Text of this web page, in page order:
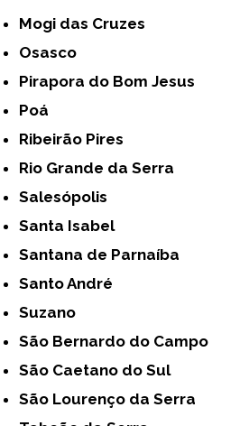
Mogi das Cruzes
Osasco
Pirapora do Bom Jesus
Poá
Ribeirão Pires
Rio Grande da Serra
Salesópolis
Santa Isabel
Santana de Parnaíba
Santo André
Suzano
São Bernardo do Campo
São Caetano do Sul
São Lourenço da Serra